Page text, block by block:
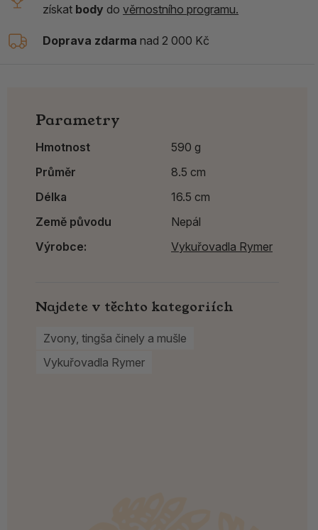
získat body do věrnostního programu.
Doprava zdarma nad 2 000 Kč
Parametry
Hmotnost
590 g
Průměr
8.5 cm
Délka
16.5 cm
Země původu
Nepál
Výrobce:
Vykuřovadla Rymer
Najdete v těchto kategoriích
Zvony, tingša činely a mušle
Vykuřovadla Rymer